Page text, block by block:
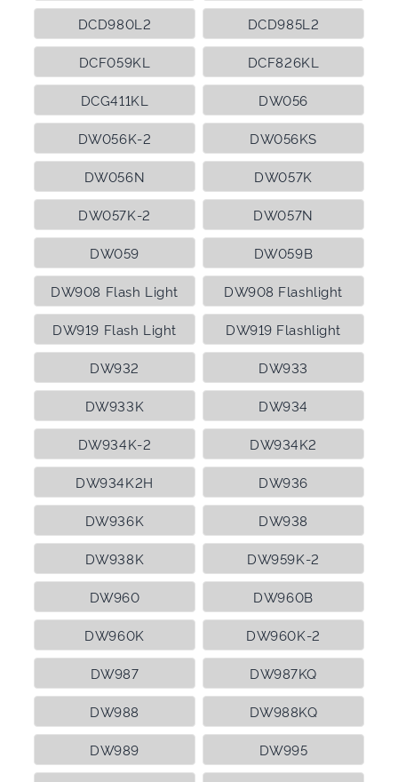
DCD980L2 DCD985L2
DCF059KL DCF826KL
DCG411KL DW056
DW056K-2 DW056KS
DW056N DW057K
DW057K-2 DW057N
DW059 DW059B
DW908 Flash Light DW908 Flashlight
DW919 Flash Light DW919 Flashlight
DW932 DW933
DW933K DW934
DW934K-2 DW934K2
DW934K2H DW936
DW936K DW938
DW938K DW959K-2
DW960 DW960B
DW960K DW960K-2
DW987 DW987KQ
DW988 DW988KQ
DW989 DW995